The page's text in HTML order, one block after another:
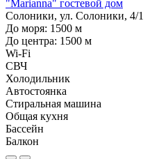
"Marianna" гостевой дом
Солоники, ул. Солоники, 4/1
До моря: 1500 м
До центра: 1500 м
Wi-Fi
СВЧ
Холодильник
Автостоянка
Стиральная машина
Общая кухня
Бассейн
Балкон